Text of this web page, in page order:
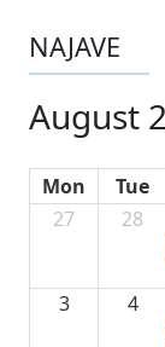
NAJAVE
August
Mon Tue
27
28
3 4